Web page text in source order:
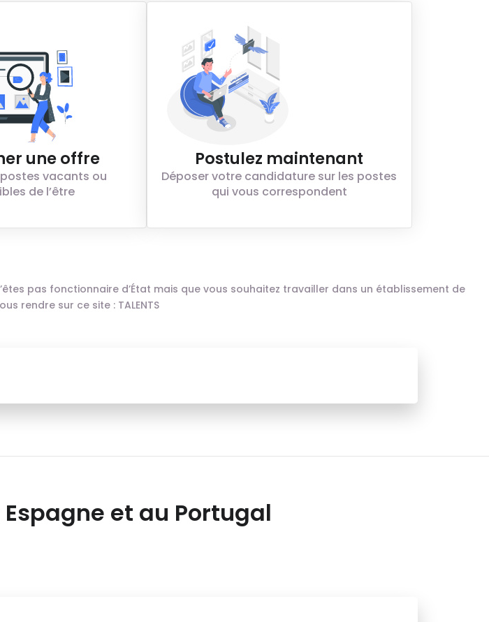
une offre
vacants ou
de l’être
Postulez maintenant
Déposer votre candidature sur les postes
qui vous correspondent
pas fonctionnaire d’État mais que vous souhaitez travailler dans un établissement de
rendre sur ce site : TALENTS
et au Portugal